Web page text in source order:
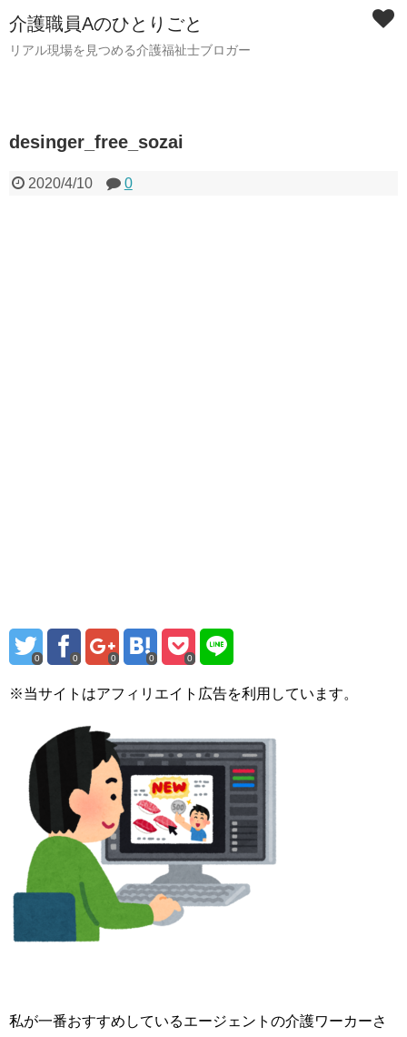
介護職員Aのひとりごと
リアル現場を見つめる介護福祉士ブロガー
desinger_free_sozai
2020/4/10 0
0 0 0 0 0
※当サイトはアフィリエイト広告を利用しています。
私が一番おすすめしているエージェントの介護ワーカーさ